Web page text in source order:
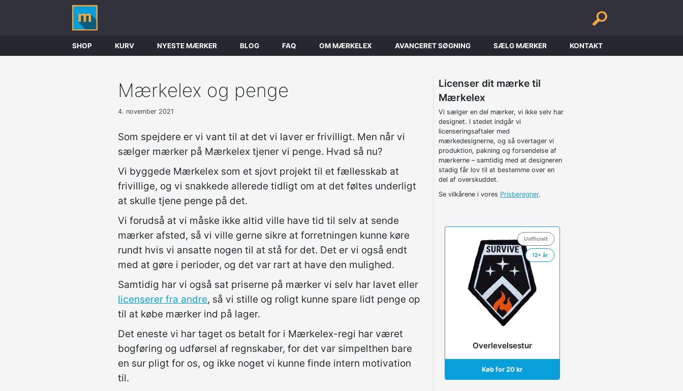
SHOP KURV NYESTE MÆRKER BLOG FAQ OM MÆRKELEX AVANCERET SØGNING SÆLG MÆRKER KONTAKT
Mærkelex og penge
4. november 2021
Som spejdere er vi vant til at det vi laver er frivilligt. Men når vi
sælger mærker på Mærkelex tjener vi penge. Hvad så nu?
Vi byggede Mærkelex som et sjovt projekt til et fællesskab at
frivillige, og vi snakkede allerede tidligt om at det føltes underligt
at skulle tjene penge på det.
Vi forudså at vi måske ikke altid ville have tid til selv at sende
mærker afsted, så vi ville gerne sikre at forretningen kunne køre
rundt hvis vi ansatte nogen til at stå for det. Det er vi også endt
med at gøre i perioder, og det var rart at have den mulighed.
Samtidig har vi også sat priserne på mærker vi selv har lavet eller
licenserer fra andre, så vi stille og roligt kunne spare lidt penge op
til at købe mærker ind på lager.
Det eneste vi har taget os betalt for i Mærkelex-regi har været
bogføring og udførsel af regnskaber, for det var simpelthen bare
en sur pligt for os, og ikke noget vi kunne finde intern motivation
til.
Licenser dit mærke til
Mærkelex
Vi sælger en del mærker, vi ikke selv har
designet. I stedet indgår vi
licenseringsaftaler med
mærkedesignerne, og så overtager vi
produktion, pakning og forsendelse af
mærkerne – samtidig med at designeren
stadig får lov til at bestemme over en
del af overskuddet.
Se vilkårene i vores Prisberegner.
Uofficielt
12+ år
Overlevelsestur
Køb for 20 kr